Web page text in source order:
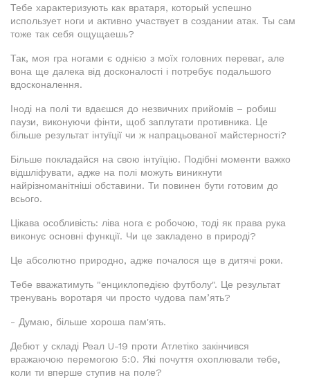
Тебе характеризують как вратаря, который успешно
использует ноги и активно участвует в создании атак. Ты сам
тоже так себя ощущаешь?
Так, моя гра ногами є однією з моїх головних переваг, але
вона ще далека від досконалості і потребує подальшого
вдосконалення.
Іноді на полі ти вдаєшся до незвичних прийомів – робиш
паузи, виконуючи фінти, щоб заплутати противника. Це
більше результат інтуїції чи ж напрацьованої майстерності?
Більше покладайся на свою інтуїцію. Подібні моменти важко
відшліфувати, адже на полі можуть виникнути
найрізноманітніші обставини. Ти повинен бути готовим до
всього.
Цікава особливість: ліва нога є робочою, тоді як права рука
виконує основні функції. Чи це закладено в природі?
Це абсолютно природно, адже почалося ще в дитячі роки.
Тебе вважатимуть "енциклопедією футболу". Це результат
тренувань воротаря чи просто чудова пам’ять?
- Думаю, більше хороша пам'ять.
Дебют у складі Реал U-19 проти Атлетіко закінчився
вражаючою перемогою 5:0. Які почуття охоплювали тебе,
коли ти вперше ступив на поле?